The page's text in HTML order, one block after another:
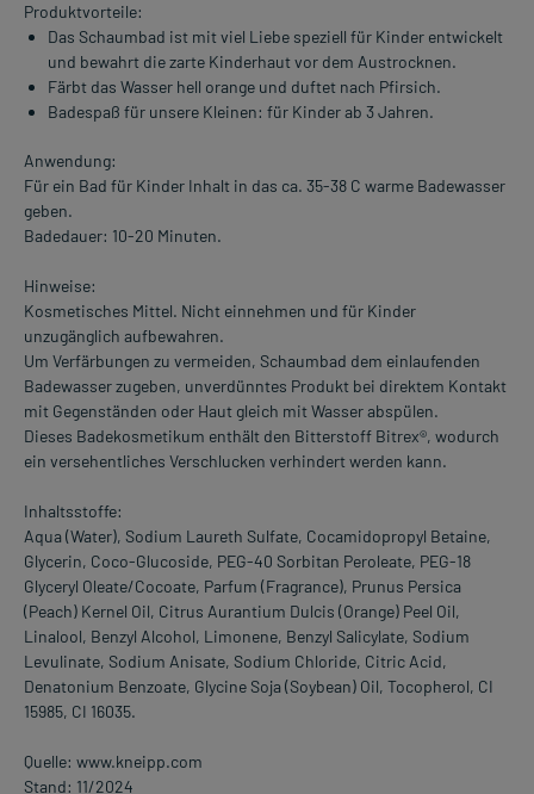
Produktvorteile:
Das Schaumbad ist mit viel Liebe speziell für Kinder entwickelt
und bewahrt die zarte Kinderhaut vor dem Austrocknen.
Färbt das Wasser hell orange und duftet nach Pfirsich.
Badespaß für unsere Kleinen: für Kinder ab 3 Jahren.
Anwendung:
Für ein Bad für Kinder Inhalt in das ca. 35-38 C warme Badewasser
geben.
Badedauer: 10-20 Minuten.
Hinweise:
Kosmetisches Mittel. Nicht einnehmen und für Kinder
unzugänglich aufbewahren.
Um Verfärbungen zu vermeiden, Schaumbad dem einlaufenden
Badewasser zugeben, unverdünntes Produkt bei direktem Kontakt
mit Gegenständen oder Haut gleich mit Wasser abspülen.
Dieses Badekosmetikum enthält den Bitterstoff Bitrex®, wodurch
ein versehentliches Verschlucken verhindert werden kann.
Inhaltsstoffe:
Aqua (Water), Sodium Laureth Sulfate, Cocamidopropyl Betaine,
Glycerin, Coco-Glucoside, PEG-40 Sorbitan Peroleate, PEG-18
Glyceryl Oleate/Cocoate, Parfum (Fragrance), Prunus Persica
(Peach) Kernel Oil, Citrus Aurantium Dulcis (Orange) Peel Oil,
Linalool, Benzyl Alcohol, Limonene, Benzyl Salicylate, Sodium
Levulinate, Sodium Anisate, Sodium Chloride, Citric Acid,
Denatonium Benzoate, Glycine Soja (Soybean) Oil, Tocopherol, CI
15985, CI 16035.
Quelle: www.kneipp.com
Stand: 11/2024